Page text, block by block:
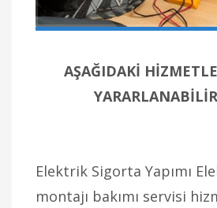
AŞAĞIDAKİ
Elektrik Sigorta Yapımı
montajı bakımı servisi